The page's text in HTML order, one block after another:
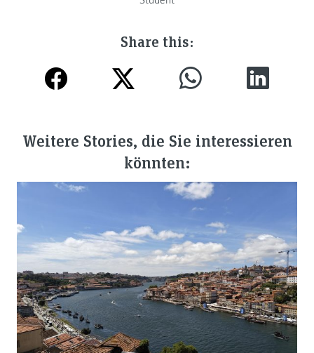
Share this:
Weitere Stories, die Sie interessieren
könnten: